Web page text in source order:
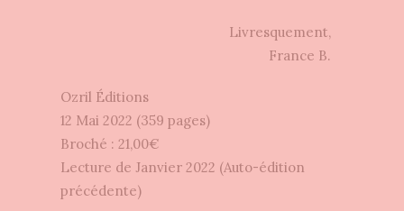
Livresquement,
France B.
Ozril Éditions
12 Mai 2022 (359 pages)
Broché : 21,00€
Lecture de Janvier 2022 (Auto-édition
précédente)